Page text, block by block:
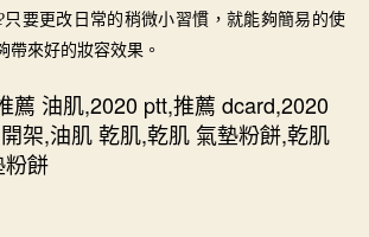
要更改日常的稍微小習慣，就能夠簡易的使
帶來好的妝容效果。